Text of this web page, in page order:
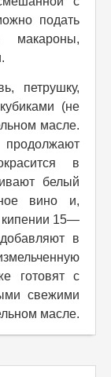
подать
макароны,
петрушку,
(не
масле.
в
белый
вино и,
кипении 15—
в
готовят с
свежими
масле.